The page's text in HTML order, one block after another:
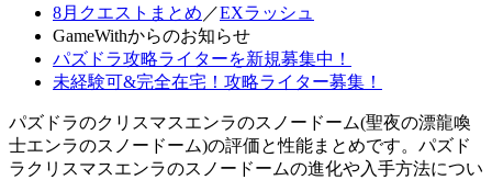
8月クエストまとめ ／EXラッシュ
GameWithからのお知らせ
パズドラ攻略ライターを新規募集中！
未経験可&完全在宅！攻略ライター募集！
パズドラのクリスマスエンラのスノードーム(聖夜の漂龍喚
士エンラのスノードーム)の評価と性能まとめです。パズド
ラクリスマスエンラのスノードームの進化や入手方法につい